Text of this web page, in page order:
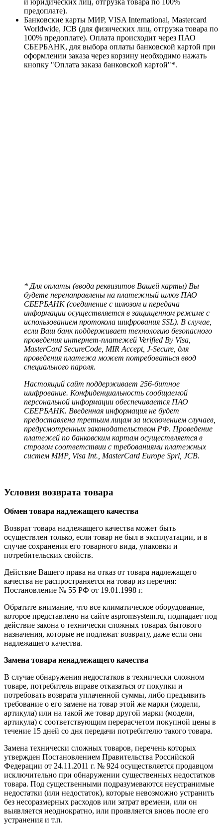
и юридических лиц, отгрузка товара по 100%
предоплате).
Банковские карты МИР, VISA International, Mastercard
Worldwide, JCB (для физических лиц, отгрузка товара по
100% предоплате). Оплата происходит через ПАО
СБЕРБАНК, для выбора оплаты банковской картой при
оформлении заказа через корзину необходимо нажать
кнопку "Оплата заказа банковской картой"*.
* Для оплаты (ввода реквизитов Вашей карты) Вы
будете перенаправлены на платежный шлюз ПАО
СБЕРБАНК (соединение с шлюзом и передача
информации осуществляется в защищенном режиме с
использованием протокола шифрования SSL). В случае,
если Ваш банк поддерживает технологию безопасного
проведения интернет-платежей Verified By Visa,
MasterCard SecureCode, MIR Accept, J-Secure, для
проведения платежа может потребоваться ввод
специального пароля.
Настоящий сайт поддерживает 256-битное
шифрование. Конфиденциальность сообщаемой
персональной информации обеспечивается ПАО
СБЕРБАНК. Введенная информация не будет
предоставлена третьим лицам за исключением случаев,
предусмотренных законодательством РФ. Проведение
платежей по банковским картам осуществляется в
строгом соответствии с требованиями платежных
систем МИР, Visa Int., MasterCard Europe Sprl, JCB.
Условия возврата товара
Обмен товара надлежащего качества
Возврат товара надлежащего качества может быть
осуществлен только, если товар не был в эксплуатации, и в
случае сохранения его товарного вида, упаковки и
потребительских свойств.
Действие Вашего права на отказ от товара надлежащего
качества не распространяется на товар из перечня:
Постановление № 55 РФ от 19.01.1998 г.
Обратите внимание, что все климатическое оборудование,
которое представлено на сайте aspromsystem.ru, подпадает под
действие закона о технически сложных товарах бытового
назначения, которые не подлежат возврату, даже если они
надлежащего качества.
Замена товара ненадлежащего качества
В случае обнаружения недостатков в технически сложном
товаре, потребитель вправе отказаться от покупки и
потребовать возврата уплаченной суммы, либо предъявить
требование о его замене на товар этой же марки (модели,
артикула) или на такой же товар другой марки (модели,
артикула) с соответствующим перерасчетом покупной цены в
течение 15 дней со дня передачи потребителю такого товара.
Замена технически сложных товаров, перечень которых
утвержден Постановлением Правительства Российской
Федерации от 24.11.2011 г. № 924 осуществляется продавцом
исключительно при обнаружении существенных недостатков
товара. Под существенными подразумеваются неустранимые
недостатки (или недостаток), которые невозможно устранить
без несоразмерных расходов или затрат времени, или он
выявляется неоднократно, или проявляется вновь после его
устранения и т.п.